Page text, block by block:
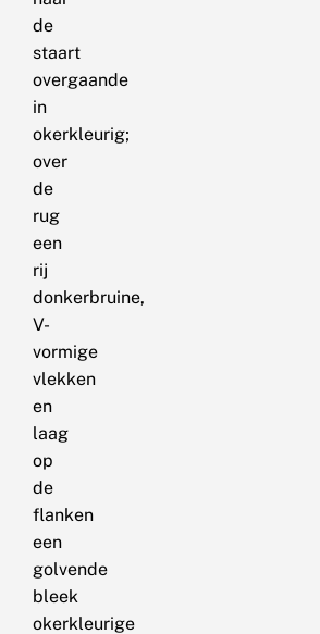
de
staart
overgaande
in
okerkleurig;
over
de
rug
een
rij
donkerbruine,
V-
vormige
vlekken
en
laag
op
de
flanken
een
golvende
bleek
okerkleurige